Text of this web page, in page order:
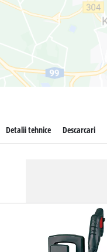
Detalii tehnice Descarcari